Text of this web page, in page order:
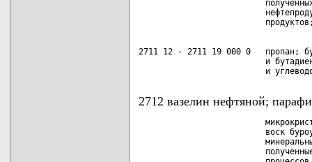
2711 12 - 2711 19 000 0   пропан;
и
2712 вазелин нефтяной;
воск